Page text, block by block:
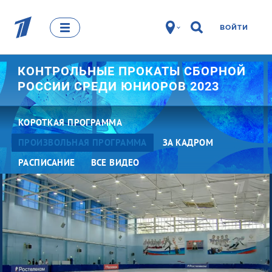
ВОЙТИ
КОНТРОЛЬНЫЕ ПРОКАТЫ СБОРНОЙ
РОССИИ СРЕДИ ЮНИОРОВ 2023
КОРОТКАЯ ПРОГРАММА
ПРОИЗВОЛЬНАЯ ПРОГРАММА
ЗА КАДРОМ
РАСПИСАНИЕ
ВСЕ ВИДЕО